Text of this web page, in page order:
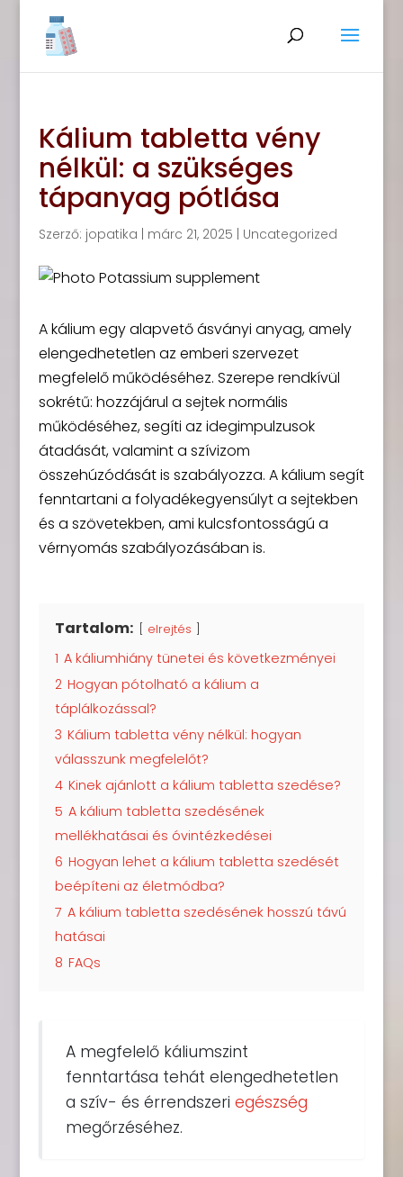
Kálium tabletta vény
nélkül: a szükséges
tápanyag pótlása
Szerző: jopatika márc 21, 2025 Uncategorized
A kálium egy alapvető ásványi anyag, amely
elengedhetetlen az emberi szervezet
megfelelő működéséhez. Szerepe rendkívül
sokrétű: hozzájárul a sejtek normális
működéséhez, segíti az idegimpulzusok
átadását, valamint a szívizom
összehúzódását is szabályozza. A kálium segít
fenntartani a folyadékegyensúlyt a sejtekben
és a szövetekben, ami kulcsfontosságú a
vérnyomás szabályozásában is.
Tartalom: elrejtés
1 A káliumhiány tünetei és következményei
2 Hogyan pótolható a kálium a
táplálkozással?
3 Kálium tabletta vény nélkül: hogyan
válasszunk megfelelőt?
4 Kinek ajánlott a kálium tabletta szedése?
5 A kálium tabletta szedésének
mellékhatásai és óvintézkedései
6 Hogyan lehet a kálium tabletta szedését
beépíteni az életmódba?
7 A kálium tabletta szedésének hosszú távú
hatásai
8 FAQs
A megfelelő káliumszint
fenntartása tehát elengedhetetlen
a szív- és érrendszeri egészség
megőrzéséhez.